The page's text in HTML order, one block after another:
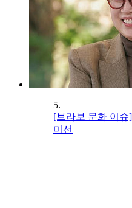
5.
[브라보 문화 이
미선